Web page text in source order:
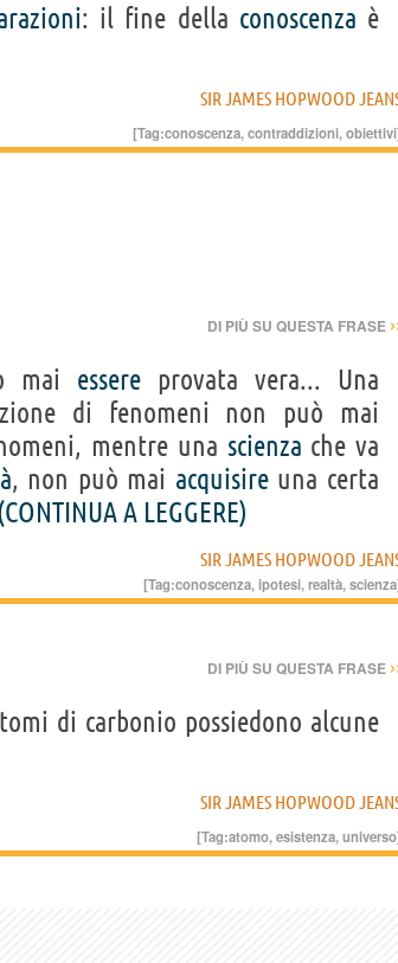
: il fine della conoscenza è
SIR JAMES HOPWOOD
[Tag:conoscenza,contraddizioni,obiettivi
DI PIÙ SU QUESTA FRASE
mai essereprovata vera... Una
di fenomeni non può mai
mentre una scienza che va
, non può mai acquisireuna certa
A LEGGERE)
SIR JAMES HOPWOOD
[Tag:conoscenza,ipotesi,realtà,scienza
DI PIÙ SU QUESTA FRASE
di carbonio possiedono alcune
SIR JAMES HOPWOOD
[Tag:atomo,esistenza,universo